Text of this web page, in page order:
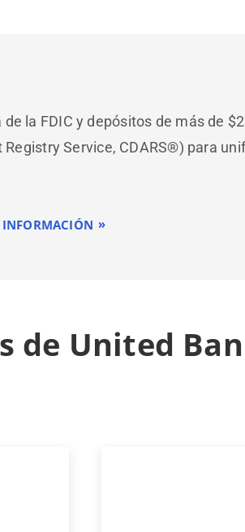
la FDIC y depósitos de más de
Service, CDARS®) para
INFORMACIÓN
de United